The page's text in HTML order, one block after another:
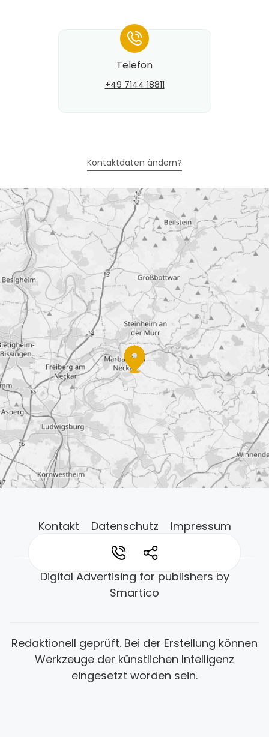
* *
*
Telefon
+49 7144 18811
Kontaktdaten ändern?
Kontakt Datenschutz Impressum
Digital Advertising for publishers by
Smartico
Redaktionell geprüft. Bei der Erstellung können
Werkzeuge der künstlichen Intelligenz
eingesetzt worden sein.